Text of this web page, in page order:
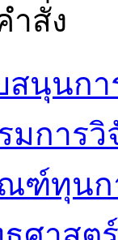
ำสั่ง
นุนกา
มการ
ฑ์ทุนก